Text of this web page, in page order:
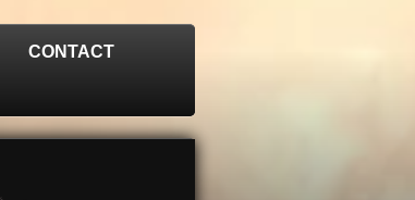
CONTACT